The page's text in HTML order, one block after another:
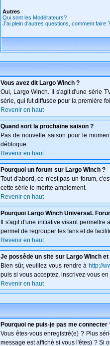
Autres
Qui sont les Modérateurs?
J'ai plein d'autres questions, comment faire ?
Vous avez dit Largo Winch ?
Oui, Largo Winch. Il s'agit d'une série
série, qui fut diffusée pour la première
Revenir en haut
Quand sort la prochaine saison ?
Pas de nouvelle saison pour le
débloque.
Revenir en haut
Pourquoi un forum sur Largo Winch ?
Tout d'abord, ce n'est pas un forum,
cette série le mérite amplement.
Revenir en haut
Pourquoi Largo Winch UniversaL
Il s'agit d'une initiative visant
permet de regrouper les fans et de
Revenir en haut
Je possède un site sur Largo Winch
Bien sûr, veuillez vous rendre à http://
puis si vous acceptez, inscrivez-vous
Revenir en haut
Pourquoi ne puis-je pas me connecter
Vous êtes-vous enregistré(e) ? Plus
message est affiché si vous l'êtes) ? Si